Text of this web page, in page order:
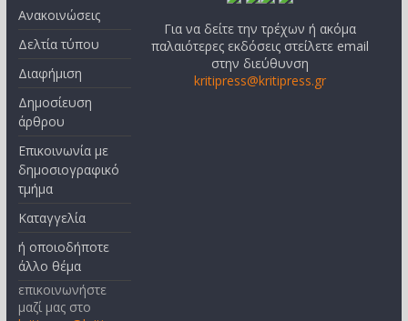
Ανακοινώσεις
Δελτία τύπου
Διαφήμιση
Δημοσίευση
άρθρου
Επικοινωνία με
δημοσιογραφικό
τμήμα
Καταγγελία
ή οποιοδήποτε
άλλο θέμα
επικοινωνήστε
μαζί μας στο
Για να δείτε την τρέχων ή ακόμα
παλαιότερες εκδόσεις στείλετε email
στην διεύθυνση
kritipress@kritipress.gr